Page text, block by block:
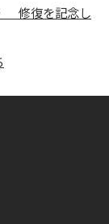
修復を記念し